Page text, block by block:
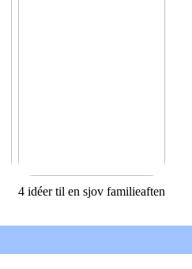
4 idéer til en sjov familieaften